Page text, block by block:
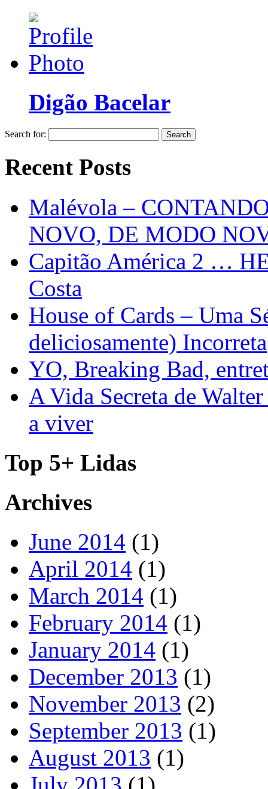
Digão Bacelar
Search for:
Recent Posts
Malévola –
NOVO, DE MODO
Capitão América 2 …
Costa
House of Cards – Uma
deliciosamente) Incorreta
YO, Breaking Bad,
A Vida Secreta de
a viver
Top 5+ Lidas
Archives
June 2014 (1)
April 2014 (1)
March 2014 (1)
February 2014 (1)
January 2014 (1)
December 2013 (1)
November 2013 (2)
September 2013 (1)
August 2013 (1)